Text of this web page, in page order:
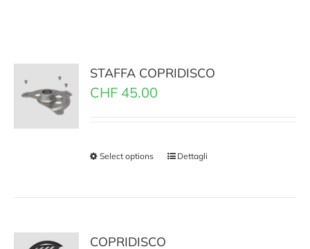
STAFFA COPRIDISCO
CHF 45.00
Select options Dettagli
COPRIDISCO